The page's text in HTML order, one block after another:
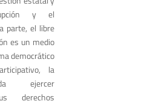
y el
parte, el libre
es un medio
democrático
la
ejercer
derechos